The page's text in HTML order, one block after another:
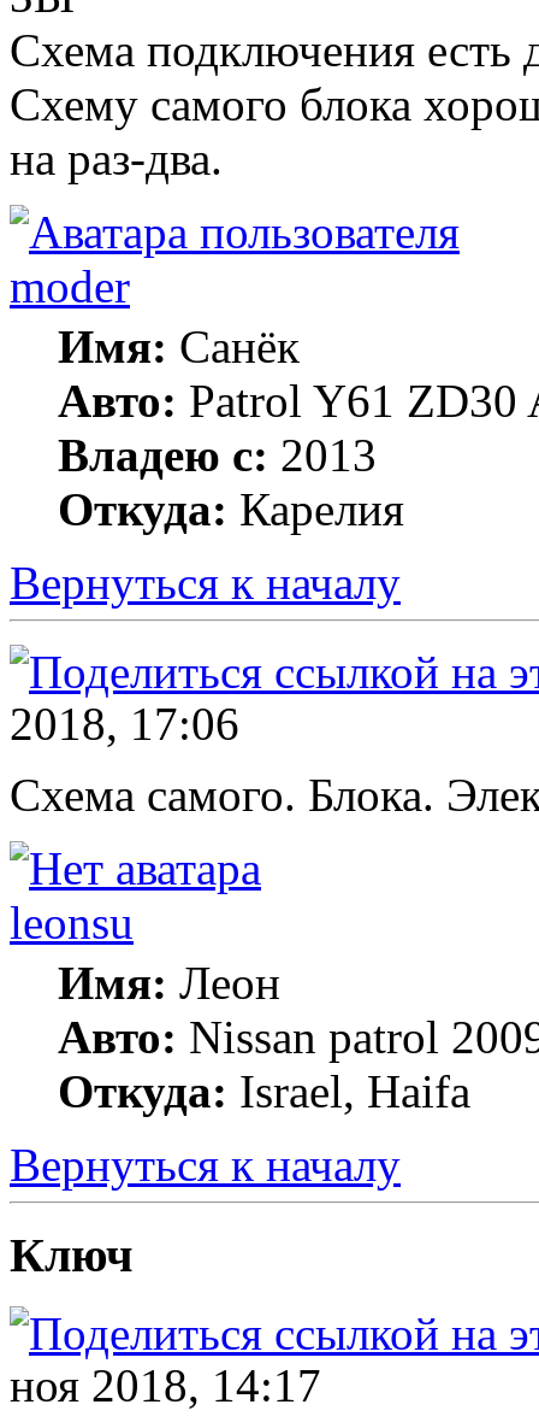
Схема подключения есть
Схему самого блока
на раз-два.
moder
Имя: Санёк
Авто: Patrol Y61 ZD30
Владею с: 2013
Откуда: Карелия
Вернуться к началу
2018, 17:06
Схема самого. Блока.
leonsu
Имя: Леон
Авто: Nissan patrol
Откуда: Israel, Haifa
Вернуться к началу
Ключ
ноя 2018, 14:17